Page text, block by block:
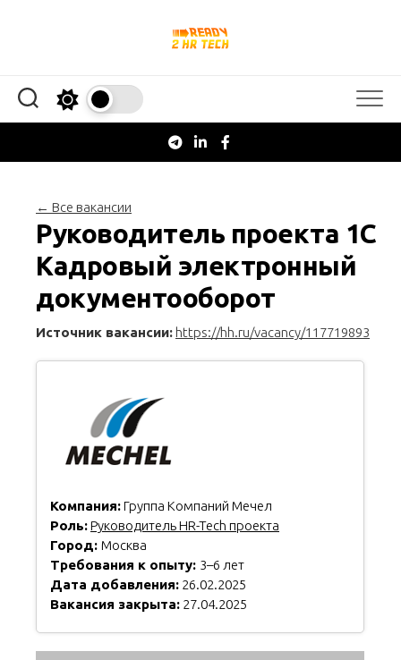
← Все вакансии
Руководитель проекта 1С
Кадровый электронный
документооборот
Источник вакансии: https://hh.ru/vacancy/117719893
Компания:Группа Компаний Мечел
Роль:Руководитель HR-Tech проекта
Город: Москва
Требования к опыту: 3–6 лет
Дата добавления: 26.02.2025
Вакансия закрыта: 27.04.2025